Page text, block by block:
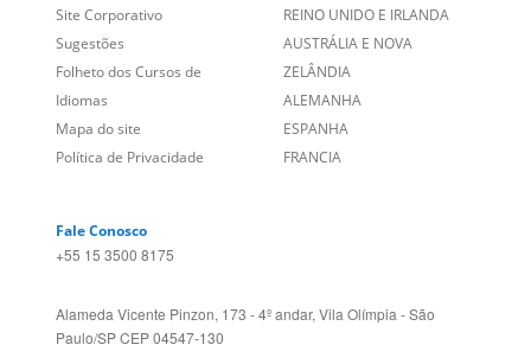
Site Corporativo
Sugestões
Folheto dos Cursos de
Idiomas
Mapa do site
Política de Privacidade
REINO UNIDO E IRLANDA
AUSTRÁLIA E NOVA
ZELÂNDIA
ALEMANHA
ESPANHA
FRANCIA
Fale Conosco
+55 15 3500 8175
Alameda Vicente Pinzon, 173 - 4º andar, Vila Olímpia - São
Paulo/SP CEP 04547-130